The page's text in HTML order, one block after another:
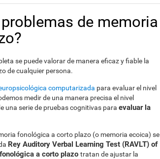
de memoria
se puede valorar de manera eficaz y fiable la
de cualquier persona.
computarizada para evaluar el nivel
medir de una manera precisa el nivel
una serie de pruebas cognitivas para evaluar la
fonológica a corto plazo (o memoria ecoica) se
Rey Auditory Verbal Learning Test (RAVLT) of
a corto plazo tratan de ajustar la